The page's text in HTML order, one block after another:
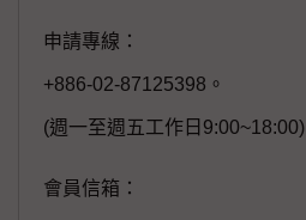
申請專線：
+886-02-87125398。
(週一至週五工作日9:00~18:00)
會員信箱：